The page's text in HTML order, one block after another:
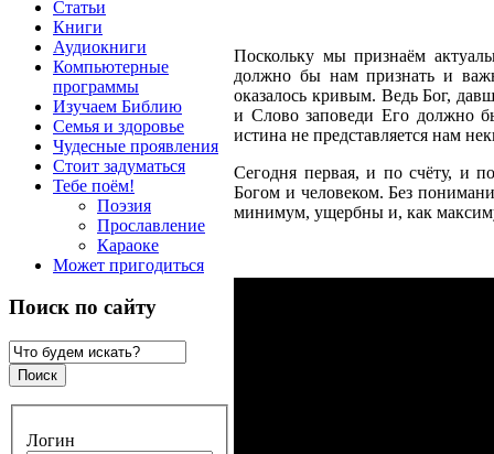
Статьи
Книги
Аудиокниги
Компьютерные
программы
Изучаем Библию
Семья и здоровье
Чудесные проявления
Стоит задуматься
Тебе поём!
Поэзия
Прославление
Караоке
Может пригодиться
Поиск по сайту
Логин
Поскольку мы признаём
должно бы нам признать и
оказалось кривым. Ведь Бог,
и Слово заповеди Его должно
истина не представляется нам
Сегодня первая, и по счёту, и
Богом и человеком. Без
минимум, ущербны и, как